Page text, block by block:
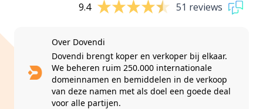
9.4 51 reviews
Over Dovendi
Dovendi brengt koper en verkoper bij elkaar.
We beheren ruim 250.000 internationale
domeinnamen en bemiddelen in de verkoop
van deze namen met als doel een goede deal
voor alle partijen.